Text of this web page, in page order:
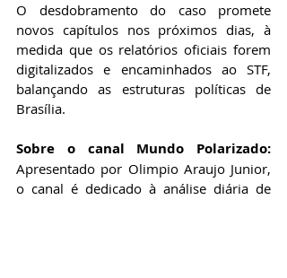
O desdobramento do caso promete
novos capítulos nos próximos dias, à
medida que os relatórios oficiais forem
digitalizados e encaminhados ao STF,
balançando as estruturas políticas de
Brasília.
Sobre o canal Mundo Polarizado:
Apresentado por Olimpio Araujo Junior,
o canal é dedicado à análise diária de